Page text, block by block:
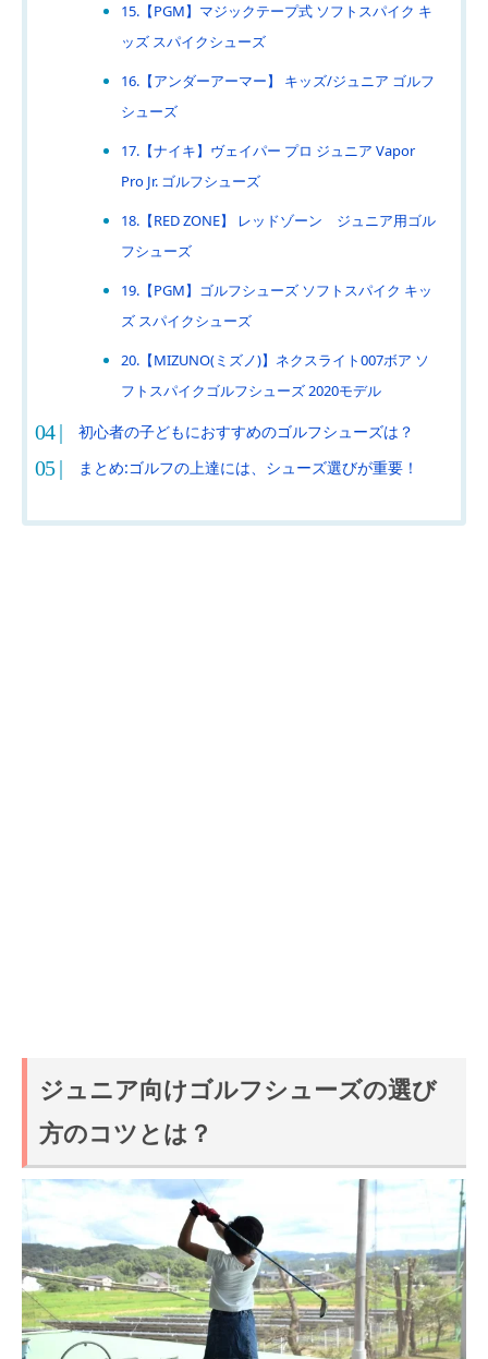
15.【PGM】マジックテープ式 ソフトスパイク キ
ッズ スパイクシューズ
16.【アンダーアーマー】 キッズ/ジュニア ゴルフ
シューズ
17.【ナイキ】ヴェイパー プロ ジュニア Vapor
Pro Jr. ゴルフシューズ
18.【RED ZONE】 レッドゾーン ジュニア用ゴル
フシューズ
19.【PGM】ゴルフシューズ ソフトスパイク キッ
ズ スパイクシューズ
20.【MIZUNO(ミズノ)】ネクスライト007ボア ソ
フトスパイクゴルフシューズ 2020モデル
初心者の子どもにおすすめのゴルフシューズは？
まとめ:ゴルフの上達には、シューズ選びが重要！
ジュニア向けゴルフシューズの選び
方のコツとは？